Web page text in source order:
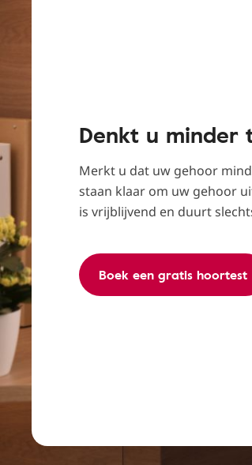
Denkt u minder
Merkt u dat uw gehoor
staan klaar om uw gehoor
is vrijblijvend en duurt
Boek een gratis hoortest